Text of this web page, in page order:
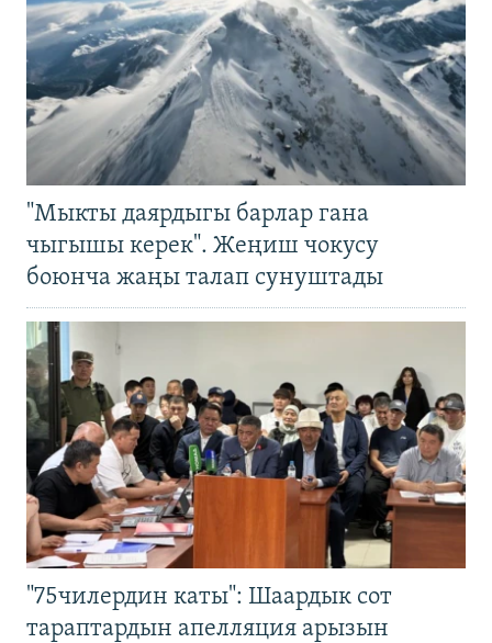
"Мыкты даярдыгы барлар гана
чыгышы керек". Жеңиш чокусу
боюнча жаңы талап сунуштады
"75чилердин каты": Шаардык сот
тараптардын апелляция арызын